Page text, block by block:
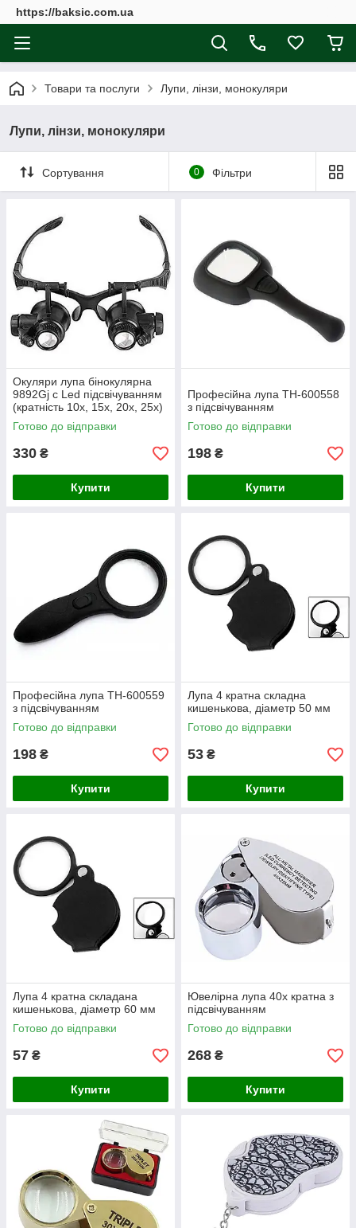
https://baksic.com.ua
Товари та послуги Лупи, лінзи, монокуляри
Лупи, лінзи, монокуляри
Сортування 0 Фільтри
Окуляри лупа бінокулярна
9892Gj c Led підсвічуванням
(кратність 10x, 15x, 20x, 25x)
Готово до відправки
330 ₴
Купити
Професійна лупа TH-600558
з підсвічуванням
Готово до відправки
198 ₴
Купити
Професійна лупа TH-600559
з підсвічуванням
Готово до відправки
198 ₴
Купити
Лупа 4 кратна складна
кишенькова, діаметр 50 мм
Готово до відправки
53 ₴
Купити
Лупа 4 кратна складана
кишенькова, діаметр 60 мм
Готово до відправки
57 ₴
Купити
Ювелірна лупа 40x кратна з
підсвічуванням
Готово до відправки
268 ₴
Купити